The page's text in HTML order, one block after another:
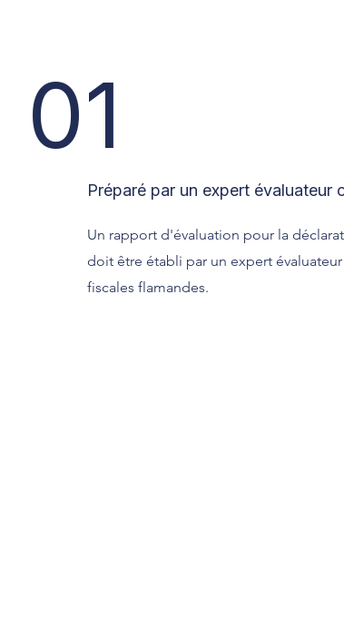
01
Préparé par un expert évaluateur
Un rapport d'évaluation pour la
doit être établi par un expert
fiscales flamandes.